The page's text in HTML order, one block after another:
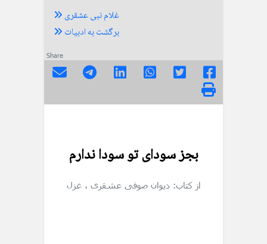
غلام نبی عشقری
برگشت به ادبیات
Share
بجز سودای تو سودا ندارم
از کتاب: دیوان صوفی عشقری ، غزل